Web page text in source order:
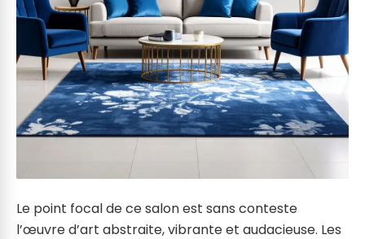
Le point focal de ce salon est sans conteste
l’œuvre d’art abstraite, vibrante et audacieuse. Les